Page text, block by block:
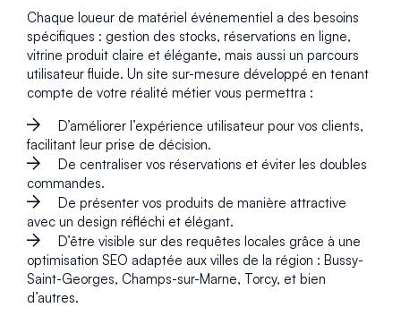
Chaque loueur de matériel événementiel a des besoins
spécifiques : gestion des stocks, réservations en ligne,
vitrine produit claire et élégante, mais aussi un parcours
utilisateur fluide. Un site sur-mesure développé en tenant
compte de votre réalité métier vous permettra :
D’améliorer l’expérience utilisateur pour vos clients,
facilitant leur prise de décision.
De centraliser vos réservations et éviter les doubles
commandes.
De présenter vos produits de manière attractive
avec un design réfléchi et élégant.
D’être visible sur des requêtes locales grâce à une
optimisation SEO adaptée aux villes de la région : Bussy-
Saint-Georges, Champs-sur-Marne, Torcy, et bien
d’autres.